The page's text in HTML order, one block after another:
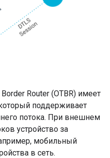
Router (OTBR) имеет
поддерживает
потока. При внешнем
устройство за
мобильный
в сеть.